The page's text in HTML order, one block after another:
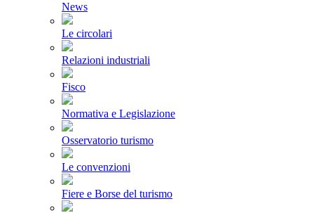
News
Le circolari
Relazioni industriali
Fisco
Normativa e Legislazione
Osservatorio turismo
Le convenzioni
Fiere e Borse del turismo